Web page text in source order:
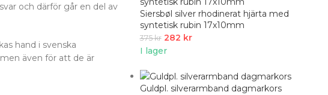
och därför går en del av
hand i svenska
även för att de är
Siersbøl silver rhodinerat hjärta med
syntetisk rubin 17x10mm
375kr 282 kr
I lager
Guldpl. silverarmband dagmarkors